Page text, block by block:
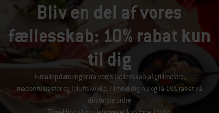
Bliv en del af vores
fællesskab: 10% rabat kun
til dig
E-mailopdateringer fra vores fællesskab af grillmestre,
madentusiaster og friluftskokke. Tilmeld dig nu og få 10% rabat på
din første ordre